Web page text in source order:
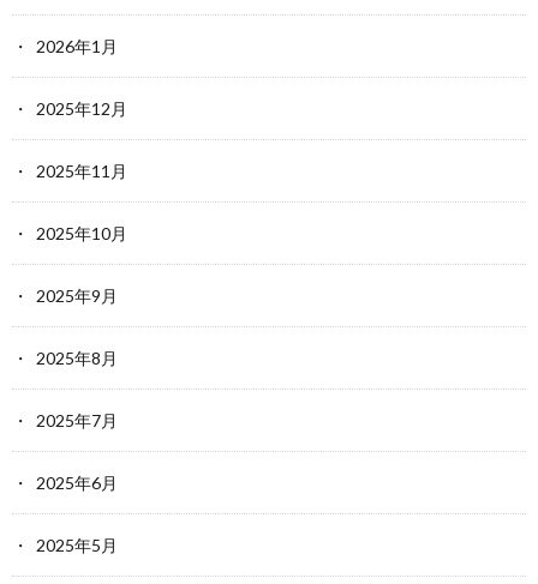
2026年1月
2025年12月
2025年11月
2025年10月
2025年9月
2025年8月
2025年7月
2025年6月
2025年5月